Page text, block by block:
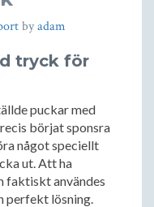
byadam
tryck för
puckar med
börjat sponsra
något speciellt
ut. Att ha
faktiskt användes
perfekt lösning.